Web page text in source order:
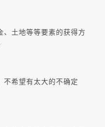
、土地等等要素的获得方
不希望有太大的不确定